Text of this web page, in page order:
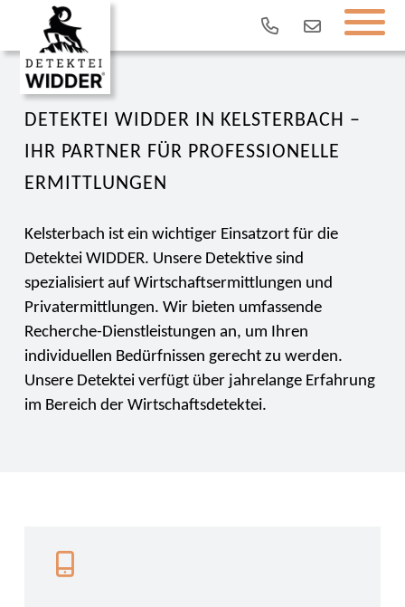
DETEKTEI WIDDER IN KELSTERBACH –
IHR PARTNER FÜR PROFESSIONELLE
ERMITTLUNGEN
Kelsterbach ist ein wichtiger Einsatzort für die
Detektei WIDDER. Unsere Detektive sind
spezialisiert auf Wirtschaftsermittlungen und
Privatermittlungen. Wir bieten umfassende
Recherche-Dienstleistungen an, um Ihren
individuellen Bedürfnissen gerecht zu werden.
Unsere Detektei verfügt über jahrelange Erfahrung
im Bereich der Wirtschaftsdetektei.